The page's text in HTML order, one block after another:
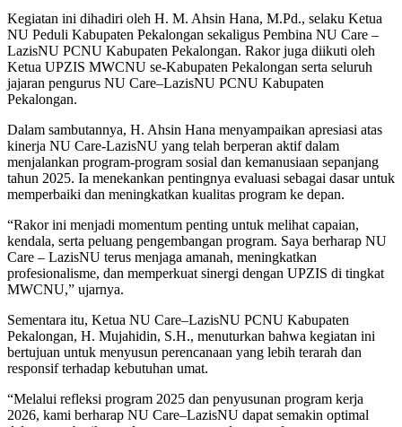
Kegiatan ini dihadiri oleh H. M. Ahsin Hana, M.Pd., selaku Ketua
NU Peduli Kabupaten Pekalongan sekaligus Pembina NU Care –
LazisNU PCNU Kabupaten Pekalongan. Rakor juga diikuti oleh
Ketua UPZIS MWCNU se-Kabupaten Pekalongan serta seluruh
jajaran pengurus NU Care–LazisNU PCNU Kabupaten
Pekalongan.
Dalam sambutannya, H. Ahsin Hana menyampaikan apresiasi atas
kinerja NU Care-LazisNU yang telah berperan aktif dalam
menjalankan program-program sosial dan kemanusiaan sepanjang
tahun 2025. Ia menekankan pentingnya evaluasi sebagai dasar untuk
memperbaiki dan meningkatkan kualitas program ke depan.
“Rakor ini menjadi momentum penting untuk melihat capaian,
kendala, serta peluang pengembangan program. Saya berharap NU
Care – LazisNU terus menjaga amanah, meningkatkan
profesionalisme, dan memperkuat sinergi dengan UPZIS di tingkat
MWCNU,” ujarnya.
Sementara itu, Ketua NU Care–LazisNU PCNU Kabupaten
Pekalongan, H. Mujahidin, S.H., menuturkan bahwa kegiatan ini
bertujuan untuk menyusun perencanaan yang lebih terarah dan
responsif terhadap kebutuhan umat.
“Melalui refleksi program 2025 dan penyusunan program kerja
2026, kami berharap NU Care–LazisNU dapat semakin optimal